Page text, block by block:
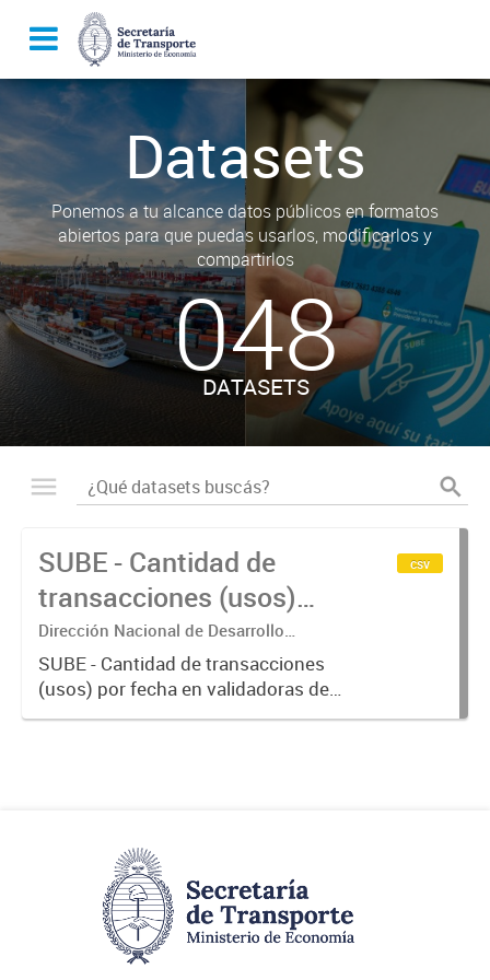
Datasets
Ponemos a tu alcance datos públicos en formatos
abiertos para que puedas usarlos, modificarlos y
compartirlos
048
DATASETS
SUBE - Cantidad de
transacciones (usos)
por fecha
Dirección Nacional de Desarrollo
Tecnológico - Ministerio de Transporte.
SUBE - Cantidad de transacciones
(usos) por fecha en validadoras de
la red SUBE.
csv